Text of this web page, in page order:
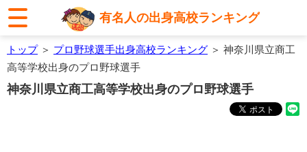
有名人の出身高校ランキング
トップ＞ プロ野球選手出身高校ランキング ＞ 神奈川県立商工
高等学校出身のプロ野球選手
神奈川県立商工高等学校出身のプロ野球選手